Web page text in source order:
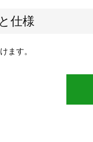
仕様
ます。